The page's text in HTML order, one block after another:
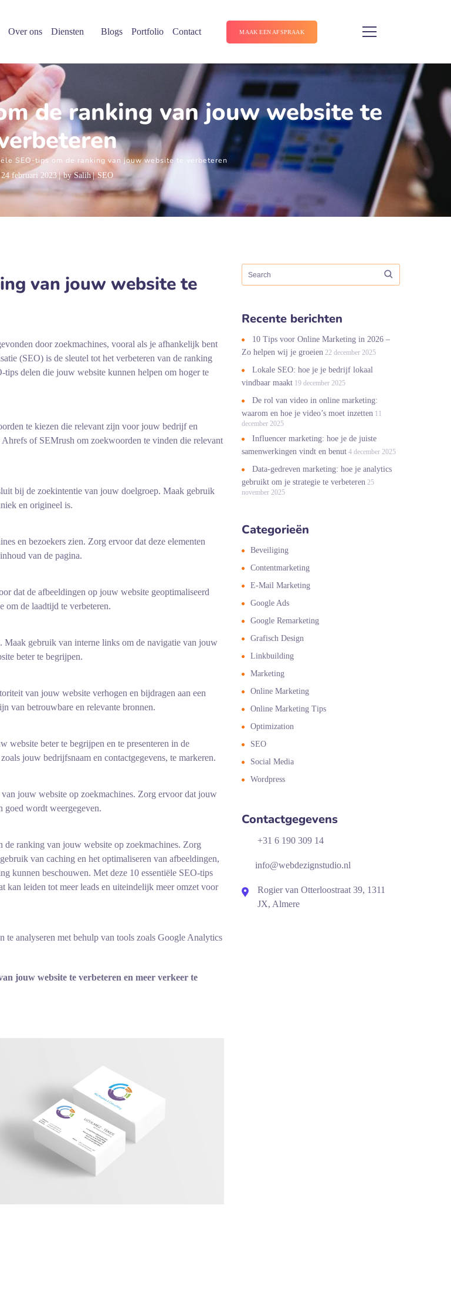
Over ons Diensten Blogs Portfolio Contact MAAK EEN AFSPRAAK
de ranking van jouw website te
SEO-tips om de ranking van jouw website te verbeteren
24 februari 2023 bySalih SEO
van jouw website te
door zoekmachines, vooral als je afhankelijk bent
(SEO) is de sleutel tot het verbeteren van de ranking
delen die jouw website kunnen helpen om hoger te
te kiezen die relevant zijn voor jouw bedrijf en
of SEMrush om zoekwoorden te vinden die relevant
bij de zoekintentie van jouw doelgroep. Maak gebruik
en origineel is.
en bezoekers zien. Zorg ervoor dat deze elementen
van de pagina.
dat de afbeeldingen op jouw website geoptimaliseerd
om de laadtijd te verbeteren.
Maak gebruik van interne links om de navigatie van jouw
beter te begrijpen.
van jouw website verhogen en bijdragen aan een
van betrouwbare en relevante bronnen.
website beter te begrijpen en te presenteren in de
jouw bedrijfsnaam en contactgegevens, te markeren.
jouw website op zoekmachines. Zorg ervoor dat jouw
goed wordt weergegeven.
ranking van jouw website op zoekmachines. Zorg
van caching en het optimaliseren van afbeeldingen,
kunnen beschouwen. Met deze 10 essentiële SEO-tips
kan leiden tot meer leads en uiteindelijk meer omzet voor
analyseren met behulp van tools zoals Google Analytics
jouw website te verbeteren en meer verkeer te
Recente berichten
10 Tips voor Online Marketing in 2026 –
Zo helpen wij je groeien 22 december 2025
Lokale SEO: hoe je je bedrijf lokaal
vindbaar maakt 19 december 2025
De rol van video in online marketing:
waarom en hoe je video’s moet inzetten 11
december 2025
Influencer marketing: hoe je de juiste
samenwerkingen vindt en benut 4 december 2025
Data-gedreven marketing: hoe je analytics
gebruikt om je strategie te verbeteren 25
november 2025
Categorieën
Beveiliging
Contentmarketing
E-Mail Marketing
Google Ads
Google Remarketing
Grafisch Design
Linkbuilding
Marketing
Online Marketing
Online Marketing Tips
Optimization
SEO
Social Media
Wordpress
Contactgegevens
+31 6 190 309 14
info@webdezignstudio.nl
Rogier van Otterloostraat 39, 1311
JX, Almere